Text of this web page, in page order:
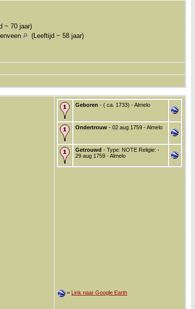
~ 70 jaar)
(Leeftijd ~ 58 jaar)
Geboren - ( ca. 1733) - Almelo
Ondertrouw - 02 aug 1759 - Almelo
Getrouwd - Type: NOTE Religie: -
29 aug 1759 - Almelo
= Link naar Google Earth